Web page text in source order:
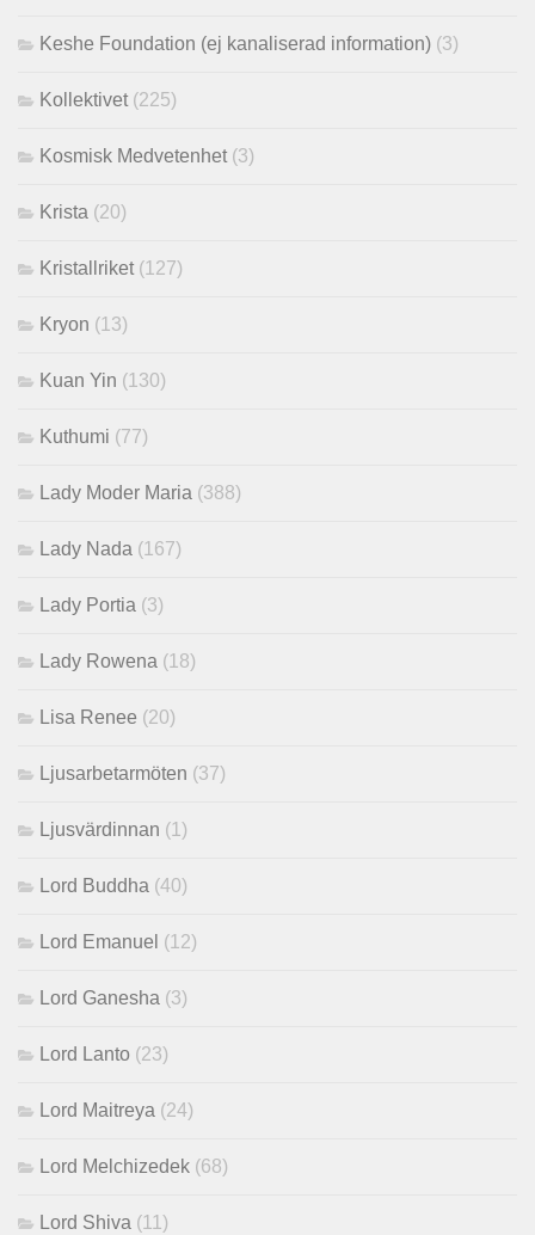
Keshe Foundation (ej kanaliserad information) (3)
Kollektivet (225)
Kosmisk Medvetenhet (3)
Krista (20)
Kristallriket (127)
Kryon (13)
Kuan Yin (130)
Kuthumi (77)
Lady Moder Maria (388)
Lady Nada (167)
Lady Portia (3)
Lady Rowena (18)
Lisa Renee (20)
Ljusarbetarmöten (37)
Ljusvärdinnan (1)
Lord Buddha (40)
Lord Emanuel (12)
Lord Ganesha (3)
Lord Lanto (23)
Lord Maitreya (24)
Lord Melchizedek (68)
Lord Shiva (11)